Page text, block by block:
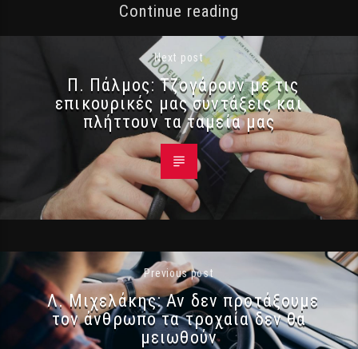
Continue reading
Next post
Π. Πάλμος: Τζογάρουν με τις
επικουρικές μας συντάξεις και
πλήττουν τα ταμεία μας
Previous post
Λ. Μιχελάκης: Αν δεν προτάξουμε
τον άνθρωπο τα τροχαία δεν θα
μειωθούν